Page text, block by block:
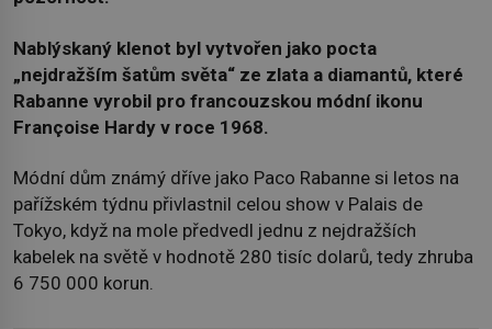
Nablýskaný klenot byl vytvořen jako pocta
„nejdražším šatům světa“ ze zlata a diamantů, které
Rabanne vyrobil pro francouzskou módní ikonu
Françoise Hardy v roce 1968.
Módní dům známý dříve jako Paco Rabanne si letos na
pařížském týdnu přivlastnil celou show v Palais de
Tokyo, když na mole předvedl jednu z nejdražších
kabelek na světě v hodnotě 280 tisíc dolarů, tedy zhruba
6 750 000 korun.